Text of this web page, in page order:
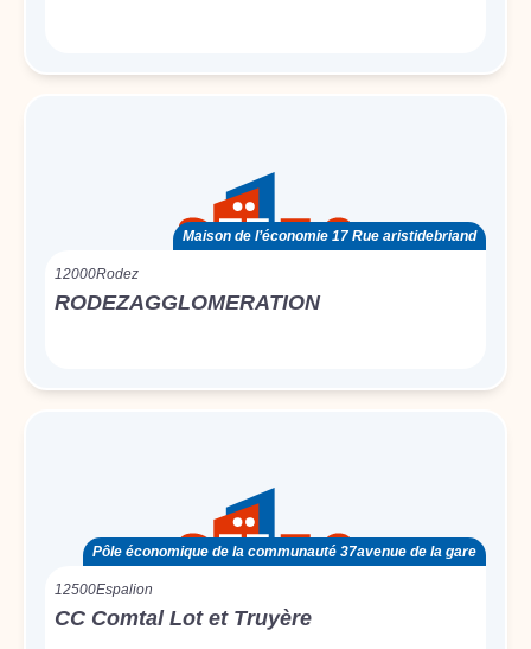
Maison de l’économie 17 Rue aristidebriand
12000Rodez
RODEZAGGLOMERATION
Pôle économique de la communauté 37avenue de la gare
12500Espalion
CC Comtal Lot et Truyère